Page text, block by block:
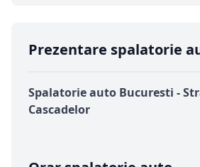
Prezentare spalatorie
Spalatorie auto Bucuresti -
Cascadelor